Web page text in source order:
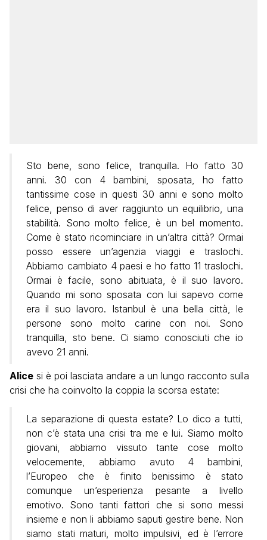
Sto bene, sono felice, tranquilla. Ho fatto 30
anni. 30 con 4 bambini, sposata, ho fatto
tantissime cose in questi 30 anni e sono molto
felice, penso di aver raggiunto un equilibrio, una
stabilità. Sono molto felice, è un bel momento.
Come è stato ricominciare in un’altra città? Ormai
posso essere un’agenzia viaggi e traslochi.
Abbiamo cambiato 4 paesi e ho fatto 11 traslochi.
Ormai è facile, sono abituata, è il suo lavoro.
Quando mi sono sposata con lui sapevo come
era il suo lavoro. Istanbul è una bella città, le
persone sono molto carine con noi. Sono
tranquilla, sto bene. Ci siamo conosciuti che io
avevo 21 anni.
Alice si è poi lasciata andare a un lungo racconto sulla
crisi che ha coinvolto la coppia la scorsa estate:
La separazione di questa estate? Lo dico a tutti,
non c’è stata una crisi tra me e lui. Siamo molto
giovani, abbiamo vissuto tante cose molto
velocemente, abbiamo avuto 4 bambini,
l’Europeo che è finito benissimo è stato
comunque un’esperienza pesante a livello
emotivo. Sono tanti fattori che si sono messi
insieme e non li abbiamo saputi gestire bene. Non
siamo stati maturi, molto impulsivi, ed è l’errore